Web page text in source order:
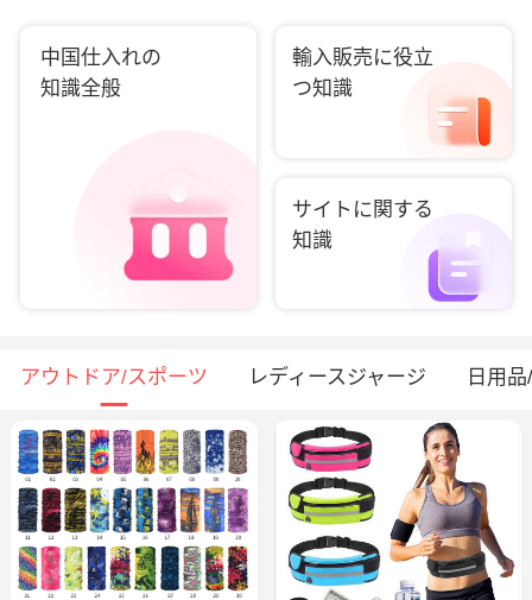
中国仕入れの
知識全般
輸入販売に役立
つ知識
サイトに関する
知識
アウトドア/スポーツ レディースジャージ 日用